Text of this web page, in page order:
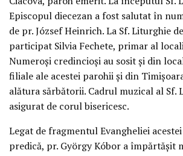
Episcopul diecezan a fost salutat în
de pr. József Heinrich. La Sf. Liturghie
participat Silvia Fechete, primar al
Numeroși credincioși au sosit și din
filiale ale acestei parohii și din
alătura sărbătorii. Cadrul muzical al Sf.
asigurat de corul bisericesc.
Legat de fragmentul Evangheliei
predică, pr. György Kóbor a împărtășit